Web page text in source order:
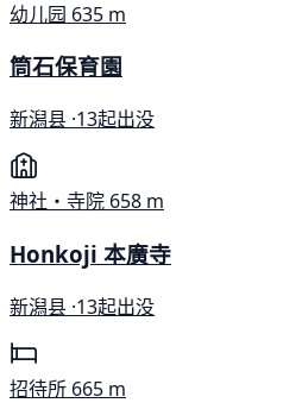
幼儿园 635 m
筒石保育園
新潟县 ·13起出没
神社・寺院 658 m
Honkoji 本廣寺
新潟县 ·13起出没
招待所 665 m